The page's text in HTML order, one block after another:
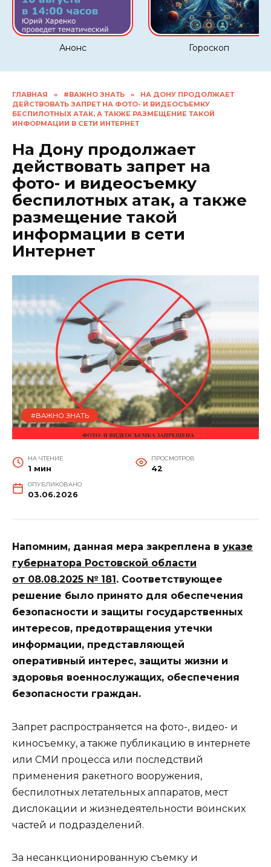
Анонс Гороскоп
ГЛАВНАЯ » #ВАЖНО ЗНАТЬ »
НА ДОНУ ПРОДОЛЖАЕТ
ДЕЙСТВОВАТЬ ЗАПРЕТ НА ФОТО- И ВИДЕОСЪЕМКУ
БЕСПИЛОТНЫХ АТАК, А ТАКЖЕ РАЗМЕЩЕНИЕ ТАКОЙ
ИНФОРМАЦИИ В СЕТИ ИНТЕРНЕТ
На Дону продолжает
действовать запрет на
фото- и видеосъемку
беспилотных атак, а также
размещение такой
информации в сети
Интернет
#ВАЖНО ЗНАТЬ
НА ЧТЕНИЕ
1 мин
ПРОСМОТРОВ
42
ОПУБЛИКОВАНО
03.06.2026
Напомним, данная мера закреплена в указе
губернатора Ростовской области
от 08.08.2025 № 181 . Соответствующее
решение было принято для обеспечения
безопасности и защиты государственных
интересов, предотвращения утечки
информации, представляющей
оперативный интерес, защиты жизни и
здоровья военнослужащих, обеспечения
безопасности граждан.
Запрет распространяется на фото-, видео- и
киносъемку, а также публикацию в интернете
или СМИ процесса или последствий
применения ракетного вооружения,
беспилотных летательных аппаратов, мест
дислокации и жизнедеятельности воинских
частей и подразделений.
За несанкционированную съемку и